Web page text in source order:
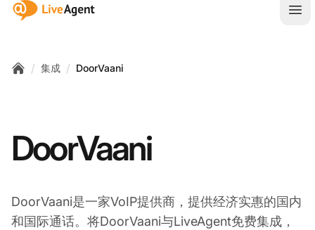
:site.title
/ 集成 / DoorVaani
DoorVaani
DoorVaani是一家VoIP提供商，提供经济实惠的国内
和国际通话。将DoorVaani与LiveAgent免费集成，